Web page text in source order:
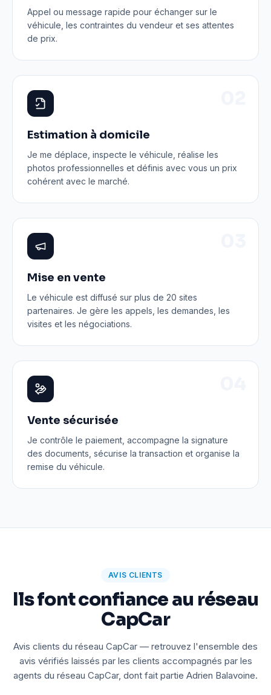
Appel ou message rapide pour échanger sur le
véhicule, les contraintes du vendeur et ses attentes
de prix.
Estimation à domicile
Je me déplace, inspecte le véhicule, réalise les
photos professionnelles et définis avec vous un prix
cohérent avec le marché.
Mise en vente
Le véhicule est diffusé sur plus de 20 sites
partenaires. Je gère les appels, les demandes, les
visites et les négociations.
Vente sécurisée
Je contrôle le paiement, accompagne la signature
des documents, sécurise la transaction et organise la
remise du véhicule.
AVIS CLIENTS
Ils font confiance au réseau
CapCar
Avis clients du réseau CapCar — retrouvez l'ensemble des
avis vérifiés laissés par les clients accompagnés par les
agents du réseau CapCar, dont fait partie Adrien Balavoine.